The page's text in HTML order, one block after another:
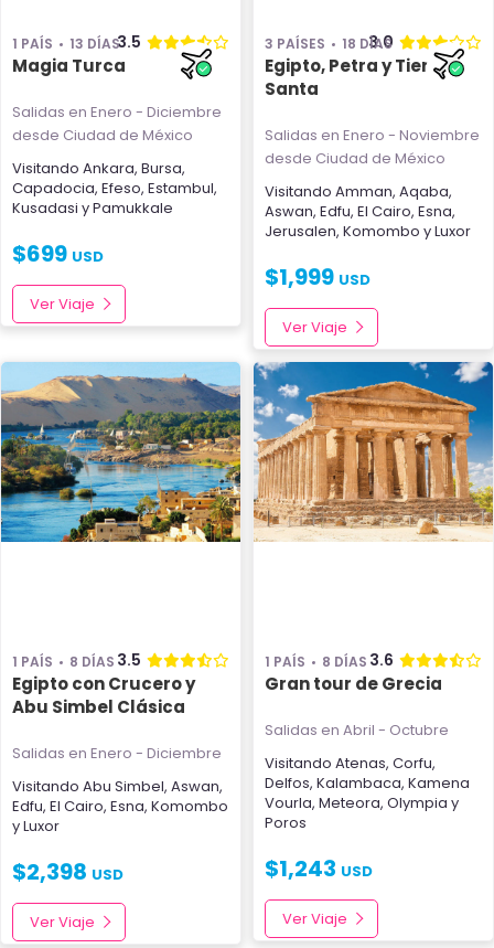
1 PAÍS 13 DÍAS3.5
Magia Turca
Salidas en Enero - Diciembre
desde Ciudad de México
Visitando Ankara, Bursa,
Capadocia, Efeso, Estambul,
Kusadasi yPamukkale
$699 USD
Ver Viaje
3 PAÍSES 18 DÍAS
3.0
Egipto, Petra y Tierra
Santa
Salidas en Enero - Noviembre
desde Ciudad de México
Visitando Amman, Aqaba,
Aswan, Edfu, El Cairo, Esna,
Jerusalen, Komombo yLuxor
$1,999 USD
Ver Viaje
1 PAÍS 8 DÍAS 3.5
Egipto con Crucero y
Abu Simbel Clásica
Salidas en Enero - Diciembre
Visitando Abu Simbel, Aswan,
Edfu, El Cairo, Esna, Komombo
yLuxor
$2,398 USD
Ver Viaje
1 PAÍS 8 DÍAS 3.6
Gran tour de Grecia
Salidas en Abril - Octubre
Visitando Atenas, Corfu,
Delfos, Kalambaca, Kamena
Vourla, Meteora, Olympia y
Poros
$1,243 USD
Ver Viaje